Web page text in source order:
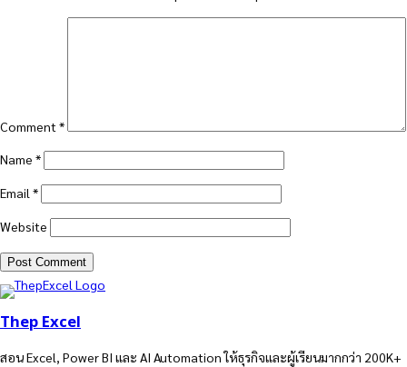
Comment *
Name *
Email *
Website
Thep Excel
สอน Excel, Power BI และ AI Automation ให้ธุรกิจและผู้เรียนมากกว่า 200K+